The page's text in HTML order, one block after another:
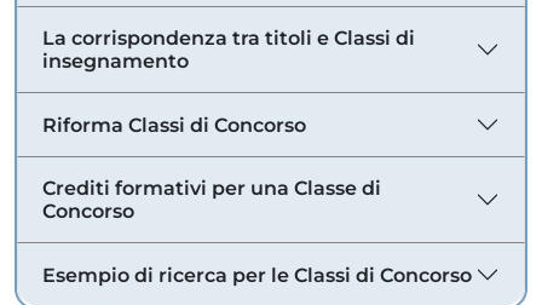
La corrispondenza tra titoli e Classi di
insegnamento
Riforma Classi di Concorso
Crediti formativi per una Classe di
Concorso
Esempio di ricerca per le Classi di Concorso